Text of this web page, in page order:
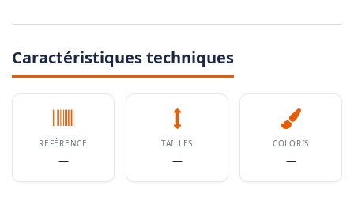
Caractéristiques techniques
RÉFÉRENCE
—
TAILLES
—
COLORIS
—